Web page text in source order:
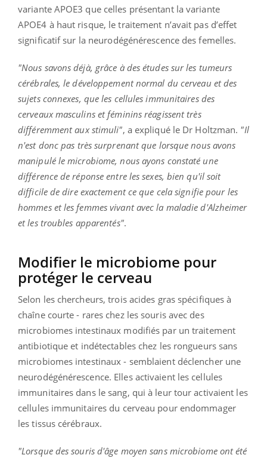
variante APOE3 que celles présentant la variante
APOE4 à haut risque, le traitement n’avait pas d’effet
significatif sur la neurodégénérescence des femelles.
"Nous savons déjà, grâce à des études sur les tumeurs
cérébrales, le développement normal du cerveau et des
sujets connexes, que les cellules immunitaires des
cerveaux masculins et féminins réagissent très
différemment aux stimuli", a expliqué le Dr Holtzman. "Il
n'est donc pas très surprenant que lorsque nous avons
manipulé le microbiome, nous ayons constaté une
différence de réponse entre les sexes, bien qu'il soit
difficile de dire exactement ce que cela signifie pour les
hommes et les femmes vivant avec la maladie d'Alzheimer
et les troubles apparentés".
Modifier le microbiome pour
protéger le cerveau
Selon les chercheurs, trois acides gras spécifiques à
chaîne courte - rares chez les souris avec des
microbiomes intestinaux modifiés par un traitement
antibiotique et indétectables chez les rongueurs sans
microbiomes intestinaux - semblaient déclencher une
neurodégénérescence. Elles activaient les cellules
immunitaires dans le sang, qui à leur tour activaient les
cellules immunitaires du cerveau pour endommager
les tissus cérébraux.
"Lorsque des souris d'âge moyen sans microbiome ont été